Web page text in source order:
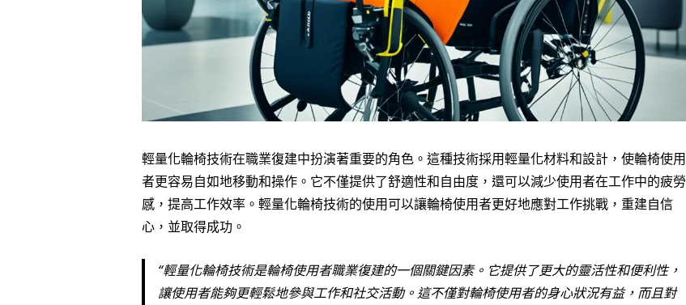
輕量化輪椅技術在職業復建中扮演著重要的角色。這種技術採用輕量化材料和設計，使輪椅使用
者更容易自如地移動和操作。它不僅提供了舒適性和自由度，還可以減少使用者在工作中的疲勞
感，提高工作效率。輕量化輪椅技術的使用可以讓輪椅使用者更好地應對工作挑戰，重建自信
心，並取得成功。
輕量化輪椅技術是輪椅使用者職業復建的一個關鍵因素。它提供了更大的靈活性和便利性，
讓使用者能夠更輕鬆地參與工作和社交活動。這不僅對輪椅使用者的身心狀況有益，而且對